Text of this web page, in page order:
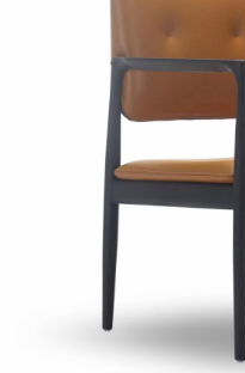
小件
smallware
餐椅
dining chair